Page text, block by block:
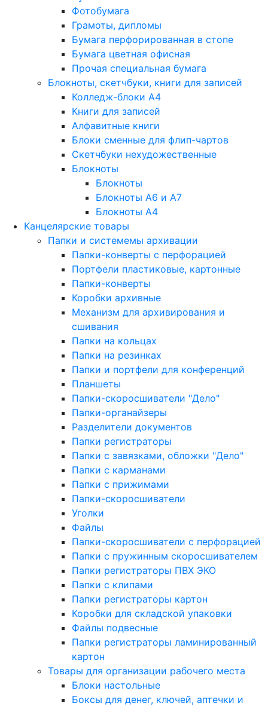
Фотобумага
Грамоты, дипломы
Бумага перфорированная в стопе
Бумага цветная офисная
Прочая специальная бумага
Блокноты, скетчбуки, книги для записей
Колледж-блоки А4
Книги для записей
Алфавитные книги
Блоки сменные для флип-чартов
Скетчбуки нехудожественные
Блокноты
Блокноты
Блокноты A6 и A7
Блокноты A4
Канцелярские товары
Папки и системемы архивации
Папки-конверты с перфорацией
Портфели пластиковые, картонные
Папки-конверты
Коробки архивные
Механизм для архивирования и
сшивания
Папки на кольцах
Папки на резинках
Папки и портфели для конференций
Планшеты
Папки-скоросшиватели "Дело"
Папки-органайзеры
Разделители документов
Папки регистраторы
Папки с завязками, обложки "Дело"
Папки с карманами
Папки с прижимами
Папки-скоросшиватели
Уголки
Файлы
Папки-скоросшиватели с перфорацией
Папки с пружинным скоросшивателем
Папки регистраторы ПВХ ЭКО
Папки с клипами
Папки регистраторы картон
Коробки для складской упаковки
Файлы подвесные
Папки регистраторы ламинированный
картон
Товары для организации рабочего места
Блоки настольные
Боксы для денег, ключей, аптечки и